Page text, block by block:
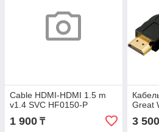
Cable HDMI-HDMI 1.5 m
v1.4 SVC HF0150-P
1 900 ₸
Great
3 500